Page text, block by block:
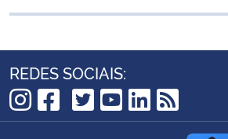
Controladoria-Geral da União
Secretaria-Geral
REDES SOCIAIS:
Instagram
Facebook
TikTok
Twitter
YouTube
LinkedIn
RSS